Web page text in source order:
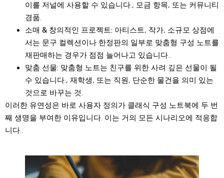
이를 저널에 사용할 수 있습니다., 모금 항목, 또는 커뮤니티
경품.
소매 & 창의적인 프로젝트: 아티스트, 작가, 소규모 상점에
서는 문구 컬렉션이나 한정판의 일부로 맞춤형 구성 노트를
재판매하는 경우가 점점 늘어나고 있습니다..
맞춤 선물: 맞춤형 노트는 친구를 위한 사려 깊은 선물이 될
수 있습니다., 재학생, 또는 직원, 단순한 물건을 의미 있는
것으로 바꾸는 것.
이러한 유연성은 바로 사용자 정의가 클래식 구성 노트북에 두 번
째 생명을 부여한 이유입니다. 이는 거의 모든 시나리오에 적응합
니다..